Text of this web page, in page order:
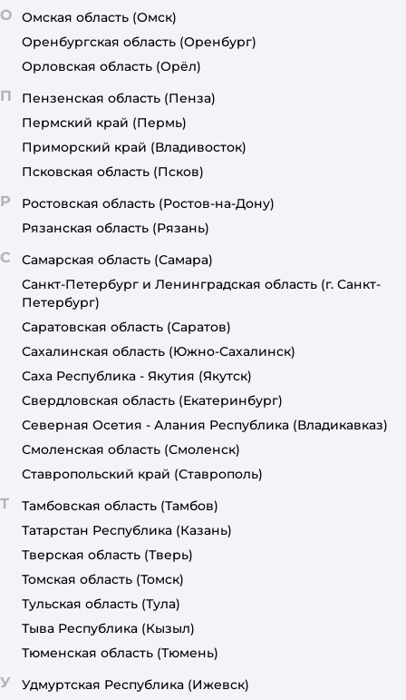
О Омская область (Омск)
Оренбургская область (Оренбург)
Орловская область (Орёл)
П Пензенская область (Пенза)
Пермский край (Пермь)
Приморский край (Владивосток)
Псковская область (Псков)
Р Ростовская область (Ростов-на-Дону)
Рязанская область (Рязань)
С Самарская область (Самара)
Санкт-Петербург и Ленинградская область (г. Санкт-
Петербург)
Саратовская область (Саратов)
Сахалинская область (Южно-Сахалинск)
Саха Республика - Якутия (Якутск)
Свердловская область (Екатеринбург)
Северная Осетия - Алания Республика (Владикавказ)
Смоленская область (Смоленск)
Ставропольский край (Ставрополь)
Т Тамбовская область (Тамбов)
Татарстан Республика (Казань)
Тверская область (Тверь)
Томская область (Томск)
Тульская область (Тула)
Тыва Республика (Кызыл)
Тюменская область (Тюмень)
У Удмуртская Республика (Ижевск)